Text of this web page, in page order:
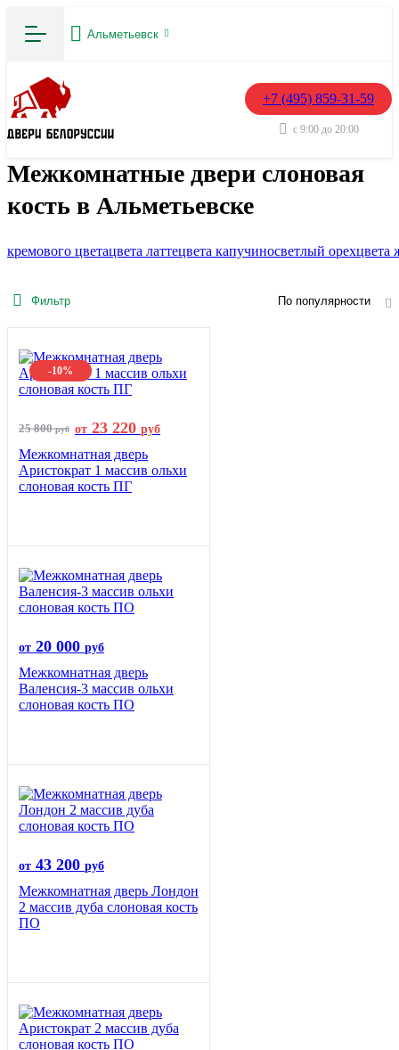
Альметьевск
+7 (495) 859-31-59
с 9:00 до 20:00
Межкомнатные двери слоновая
кость в Альметьевске
кремового цветацвета латтецвета капучиносветлый орехцвета
Фильтр По популярности
-10%
25 800руб от 23 220 руб
Межкомнатная дверь
Аристократ 1 массив ольхи
слоновая кость ПГ
от 20 000 руб
Межкомнатная дверь
Валенсия-3 массив ольхи
слоновая кость ПО
от 43 200 руб
Межкомнатная дверь Лондон
2 массив дуба слоновая кость
ПО